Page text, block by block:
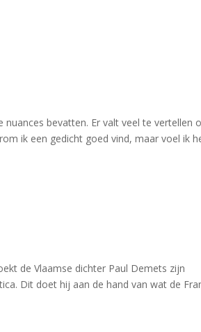
bevatten. Er valt veel te vertellen
ik een gedicht goed vind, maar voel ik
de Vlaamse dichter Paul Demets zijn
Dit doet hij aan de hand van wat de